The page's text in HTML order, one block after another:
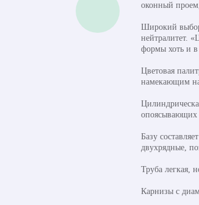
оконный
Широкий выбор
нейтралитет.
формы хоть и в
Цветовая
намекающим
опоясывающих
Базу
двухрядные,
Труба легкая,
Карнизы с